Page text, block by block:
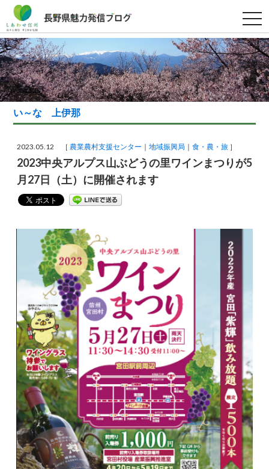
t
o
g
g
l
e
n
a
v
i
t
い～な 上伊那
2023.05.12 ［ 農業農村支援センター 地域振興局 食・農・旅 ］
2023中央アルプス山ぶどうの里ワインまつりが5
月27日（土）に開催されます